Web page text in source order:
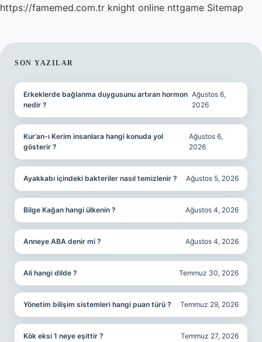
https://famemed.com.tr knight online nttgame Sitemap
SIDEBAR
SON YAZILAR
Erkeklerde bağlanma duygusunu artıran hormon
nedir ?
Ağustos 6,
2026
Kur’an-ı Kerim insanlara hangi konuda yol
gösterir ?
Ağustos 6,
2026
Ayakkabı içindeki bakteriler nasıl temizlenir ? Ağustos 5, 2026
Bilge Kağan hangi ülkenin ? Ağustos 4, 2026
Anneye ABA denir mi ? Ağustos 4, 2026
Ali hangi dilde ? Temmuz 30, 2026
Yönetim bilişim sistemleri hangi puan türü ? Temmuz 29, 2026
Kök eksi 1 neye eşittir ? Temmuz 27, 2026